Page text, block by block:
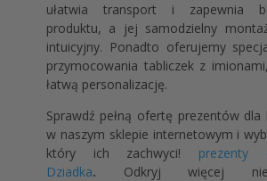
ułatwia transport i zapewnia
produktu, a jej samodzielny
intuicyjny. Ponadto oferujemy
przymocowania tabliczek z
łatwą personalizację.
Sprawdź pełną ofertę prezentów dla
w naszym sklepie internetowym i
który ich zachwyci!
Dziadka. Odkryj więcej